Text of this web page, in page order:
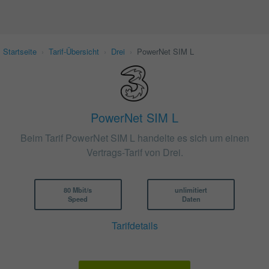
Startseite Tarif-Übersicht Drei PowerNet SIM L
PowerNet SIM L
Beim Tarif PowerNet SIM L handelte es sich um einen
Vertrags-Tarif von Drei.
80 Mbit/s
Speed
unlimitiert
Daten
Tarifdetails